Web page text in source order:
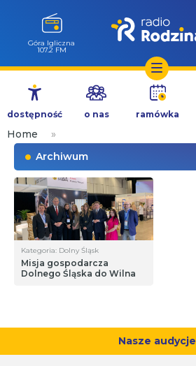
Przejdź
treści
Góra Igliczna
107.2 FM
dostępność o nas ramówka
Home
»
Archiwum
Kategoria: Dolny Śląsk
Misja gospodarcza
Dolnego Śląska do Wilna
Nasze audycje